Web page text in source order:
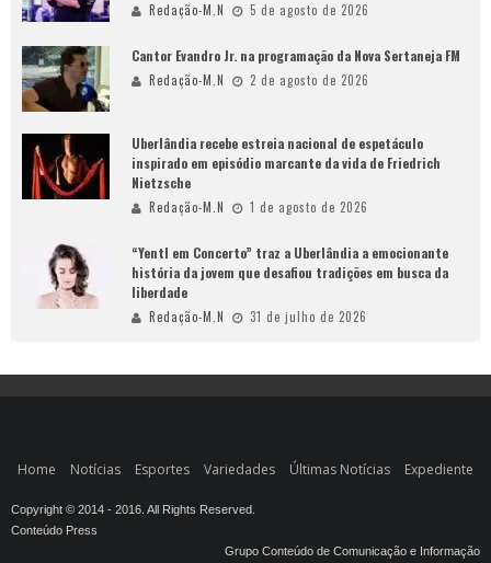
Redação-M.N 5 de agosto de 2026
Cantor Evandro Jr. na programação da Nova Sertaneja FM
Redação-M.N 2 de agosto de 2026
Uberlândia recebe estreia nacional de espetáculo
inspirado em episódio marcante da vida de Friedrich
Nietzsche
Redação-M.N 1 de agosto de 2026
“Yentl em Concerto” traz a Uberlândia a emocionante
história da jovem que desafiou tradições em busca da
liberdade
Redação-M.N 31 de julho de 2026
Home Notícias Esportes Variedades Últimas Notícias Expediente
Copyright © 2014 - 2016. All Rights Reserved.
Conteúdo Press
Grupo Conteúdo de Comunicação e Informação